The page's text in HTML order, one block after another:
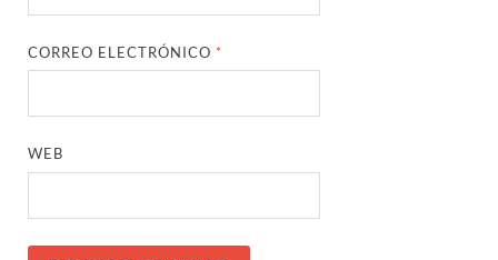
CORREO ELECTRÓNICO *
WEB